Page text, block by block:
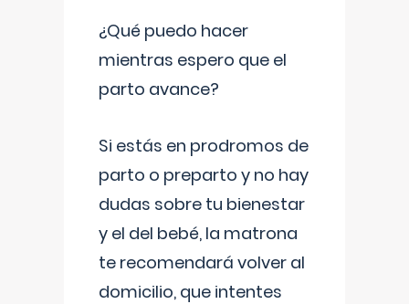
¿Qué puedo hacer
mientras espero que el
parto avance?
Si estás en prodromos de
parto o preparto y no hay
dudas sobre tu bienestar
y el del bebé, la matrona
te recomendará volver al
domicilio, que intentes